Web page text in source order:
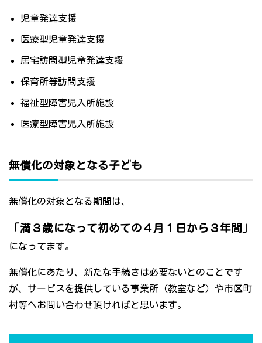
児童発達支援
医療型児童発達支援
居宅訪問型児童発達支援
保育所等訪問支援
福祉型障害児入所施設
医療型障害児入所施設
無償化の対象となる子ども
無償化の対象となる期間は、
「満３歳になって初めての４月１日から３年間」
になってます。
無償化にあたり、新たな手続きは必要ないとのことです
が、サービスを提供している事業所（教室など）や市区町
村等へお問い合わせ頂ければと思います。